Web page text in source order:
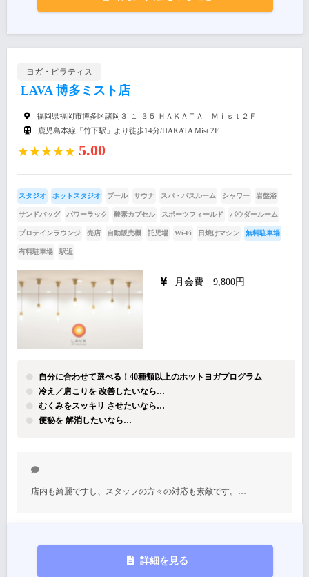
ヨガ・ピラティス
LAVA 博多ミスト店
福岡県福岡市博多区諸岡３-１-３５ ＨＡＫＡＴＡ Ｍｉｓｔ２Ｆ
鹿児島本線「竹下駅」より徒歩14分/HAKATA Mist 2F
★★★★★ 5.00
スタジオ ホットスタジオ プール サウナ スパ・バスルーム シャワー 岩盤浴
サンドバッグ パワーラック 酸素カプセル スポーツフィールド パウダールーム
プロテインラウンジ 売店 自動販売機 託児場 Wi-Fi 日焼けマシン 無料駐車場
有料駐車場 駅近
月会費 9,800円
自分に合わせて選べる！40種類以上のホットヨガプログラム
冷え／肩こりを 改善したいなら…
むくみをスッキリ させたいなら…
便秘を 解消したいなら…
店内も綺麗ですし、スタッフの方々の対応も素敵です。…
詳細を見る